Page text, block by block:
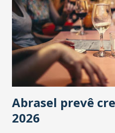
Abrasel prevê
2026